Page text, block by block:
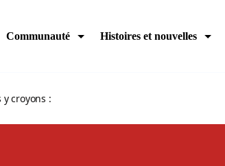
Communauté Histoires et nouvelles
y croyons :